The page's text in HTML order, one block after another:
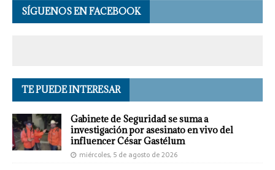
SÍGUENOS EN FACEBOOK
TE PUEDE INTERESAR
Gabinete de Seguridad se suma a
investigación por asesinato en vivo del
influencer César Gastélum
miércoles, 5 de agosto de 2026